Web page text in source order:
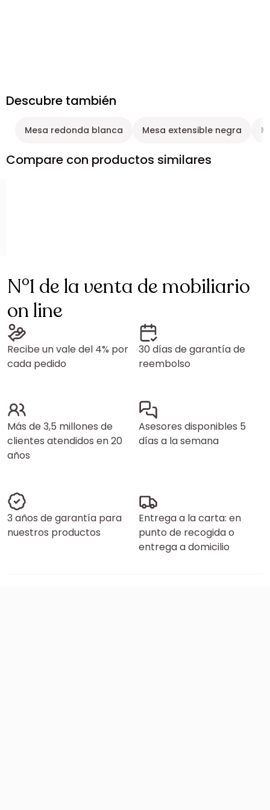
Descubre también
Mesa redonda blanca Mesa extensible negra
Compare con productos similares
N°1 de la venta de mobiliario
on line
Recibe un vale del 4% por
cada pedido
30 días de garantía de
reembolso
Más de 3,5 millones de
clientes atendidos en 20
años
Asesores disponibles 5
días a la semana
3 años de garantía para
nuestros productos
Entrega a la carta: en
punto de recogida o
entrega a domicilio